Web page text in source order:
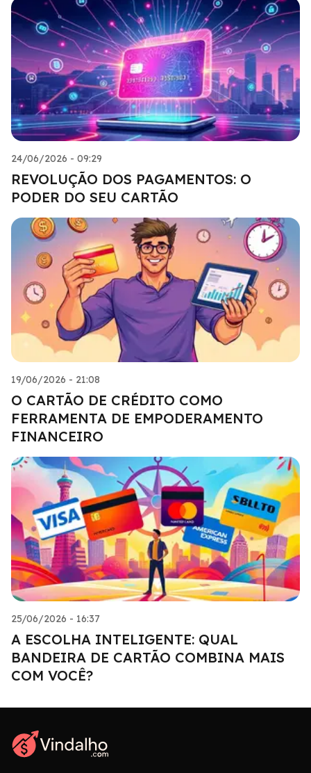
24/06/2026 - 09:29
REVOLUÇÃO DOS PAGAMENTOS: O
PODER DO SEU CARTÃO
19/06/2026 - 21:08
O CARTÃO DE CRÉDITO COMO
FERRAMENTA DE EMPODERAMENTO
FINANCEIRO
25/06/2026 - 16:37
A ESCOLHA INTELIGENTE: QUAL
BANDEIRA DE CARTÃO COMBINA MAIS
COM VOCÊ?